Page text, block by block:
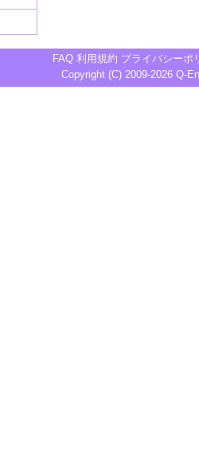
FAQ 利用規約 プライバシーポ
Copyright (C) 2009-2026 Q-